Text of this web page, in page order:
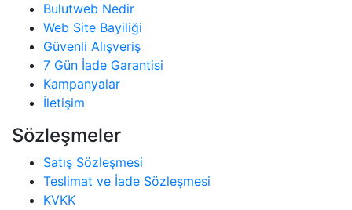
Bulutweb Nedir
Web Site Bayiliği
Güvenli Alışveriş
7 Gün İade Garantisi
Kampanyalar
İletişim
Sözleşmeler
Satış Sözleşmesi
Teslimat ve İade Sözleşmesi
KVKK